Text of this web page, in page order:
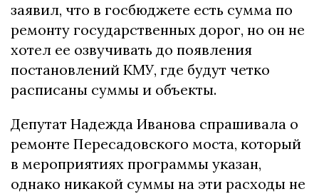
заявил, что в госбюджете есть сумма по
ремонту государственных дорог, но он не
хотел ее озвучивать до появления
постановлений КМУ, где будут четко
расписаны суммы и объекты.
Депутат Надежда Иванова спрашивала о
ремонте Пересадовского моста, который
в мероприятиях программы указан,
однако никакой суммы на эти расходы не